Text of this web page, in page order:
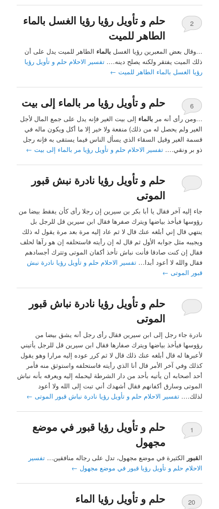
حلم و تأويل رؤيا رؤيا الغسل بالماء
الطاهر للميت
2
…وقال بعض المعبرين رؤيا الغسل بالماء الطاهر للميت يدل على أن
ذلك الميت يفتقر ولكنه يصلح دينه….تفسير الاحلام حلم و تأويل رؤيا
رؤيا الغسل بالماء الطاهر للميت ←
حلم و تأويل رؤيا مر بالماء إلى بيت
6
…ومن رأى أنه مر بالماء إلى بيت الغير فإنه يدل على جمع المال لأجل
الغير ولم يحصل له من ذلك) منفعة ولا خير إلا ما أكل ويكون ماله في
قسمة الغير وقيل السقاء الذي يسأل الناس فيما يستقى به فإنه رجل
ذو بر ونقي….تفسير الاحلام حلم و تأويل رؤيا مر بالماء إلى بيت ←
حلم و تأويل رؤيا نادرة نبش قبور
الموتى
جاء إليه آخر فقال يا أبا بكر بن سيرين إن رجلا رأى كأن يفقط بيضا من
رؤوسها فيأخذ بياضها ويترك صفرها فقال ابن سيرين قل للرجل بل
ينتهي قال إني أبلغه عنك قال لا ثم عاد إليه مرة بعد مرة يقول له ذلك
ويجيبه مثل جوابه الأول ثم قال له إن رأيته فاستحلفه إن هو رآها لحلف
فقال إن كنت صادقا فأنت نباش تأخذ أكفان الموتى وتترك أجسادهم
فقال والله لا أعود أبدا…تفسير الاحلام حلم و تأويل رؤيا نادرة نبش
قبور الموتى ←
حلم و تأويل رؤيا نادرة نباش قبور
الموتى
نادرة جاء رجل إلى ابن سيرين فقال رأى رجل أنه يشق بيضا من
رؤوسها فيأخذ بياضها ويترك صفارها فقال ابن سيرين قل للرجل يأتيني
لأعبرها له قال أبلغه عنك ذلك قال لا ثم كرر عوده إليه مرارا وهو يقول
كذلك وفي آخر الأمر قال أنا الذي رأيته فاستحلفه واستوثق منه فأمر
أحد أصحابه أن يأتيه بأحد من دار الشرطة ليحمله إليه ويعرفه بأنه نباش
الموتى وسارق أكفانهم فقال أشهدك أني تبت إلى الله ولا أعود
لذلك….تفسير الاحلام حلم و تأويل رؤيا نادرة نباش قبور الموتى ←
حلم و تأويل رؤيا قبور في موضع
مجهول
1
القبور الكثيرة في موضع مجهول، تدل على رجاله منافقين…تفسير
الاحلام حلم و تأويل رؤيا قبور في موضع مجهول ←
حلم و تأويل رؤيا الماء
20